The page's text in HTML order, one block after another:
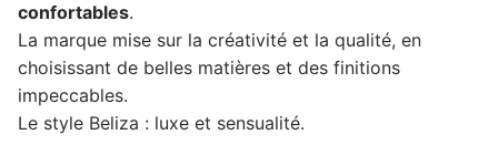
confortables.
La marque mise sur la créativité et la qualité, en
choisissant de belles matières et des finitions
impeccables.
Le style Beliza : luxe et sensualité.